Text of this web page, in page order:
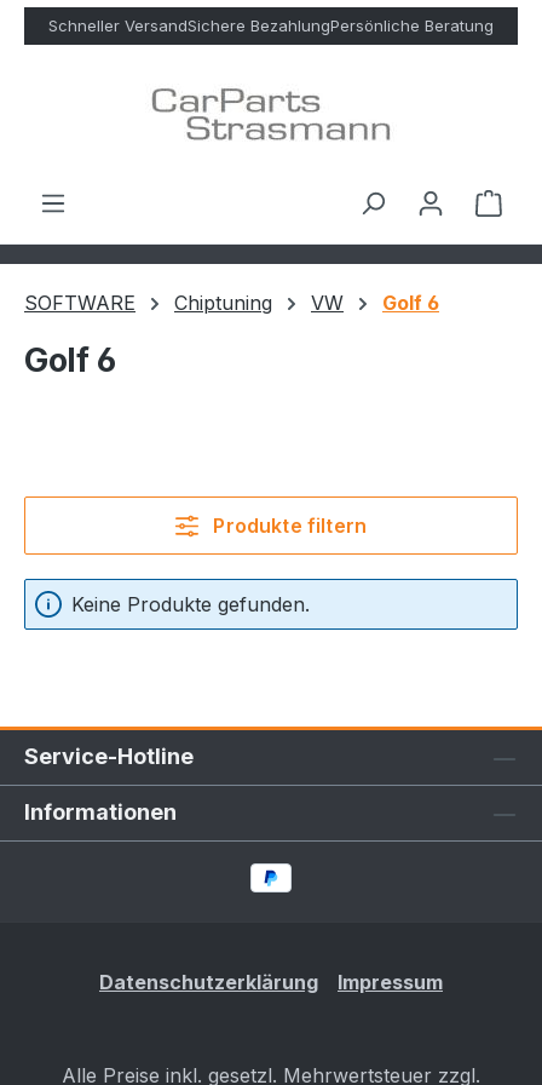
Zum Hauptinhalt springen
Schneller VersandSichere BezahlungPersönliche Beratung
SOFTWARE Chiptuning VW Golf 6
Golf 6
Produkte filtern
Keine Produkte gefunden.
Service-Hotline
Informationen
Datenschutzerklärung Impressum
Alle Preise inkl. gesetzl. Mehrwertsteuer zzgl.